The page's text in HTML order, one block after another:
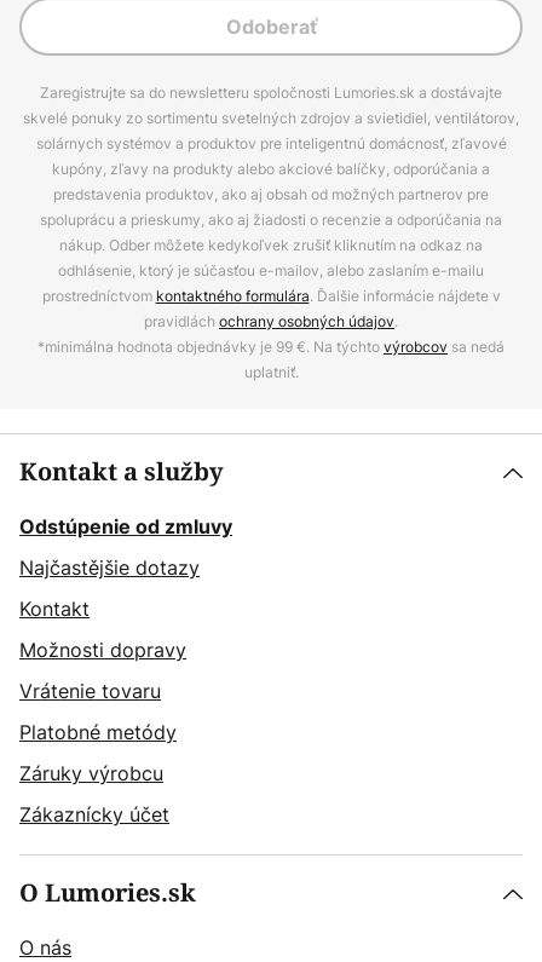
Odoberať
Zaregistrujte sa do newsletteru spoločnosti Lumories.sk a dostávajte
skvelé ponuky zo sortimentu svetelných zdrojov a svietidiel, ventilátorov,
solárnych systémov a produktov pre inteligentnú domácnosť, zľavové
kupóny, zľavy na produkty alebo akciové balíčky, odporúčania a
predstavenia produktov, ako aj obsah od možných partnerov pre
spoluprácu a prieskumy, ako aj žiadosti o recenzie a odporúčania na
nákup. Odber môžete kedykoľvek zrušiť kliknutím na odkaz na
odhlásenie, ktorý je súčasťou e-mailov, alebo zaslaním e-mailu
prostredníctvom kontaktného formulára. Ďalšie informácie nájdete v
pravidlách ochrany osobných údajov.
*minimálna hodnota objednávky je 99 €. Na týchtovýrobcov sa nedá
uplatniť.
Kontakt a služby
Odstúpenie od zmluvy
Najčastějšie dotazy
Kontakt
Možnosti dopravy
Vrátenie tovaru
Platobné metódy
Záruky výrobcu
Zákaznícky účet
O Lumories.sk
O nás